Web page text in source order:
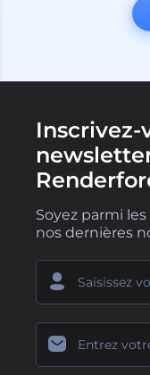
Inscrivez-
Soyez parmi
nos dernières